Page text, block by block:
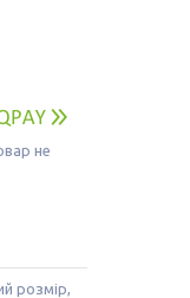
не
розмір,